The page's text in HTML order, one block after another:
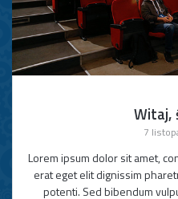
Witaj,
7
Lorem ipsum dolor sit amet,
erat eget elit dignissim
potenti. Sed bibendum